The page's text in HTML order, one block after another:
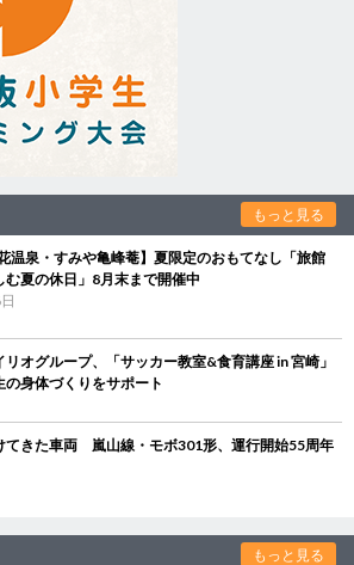
もっと見る
花温泉・すみや亀峰菴】夏限定のおもてなし「旅館
む夏の休日」8月末まで開催中
オグループ、「サッカー教室&食育講座 in 宮崎」
身体づくりをサポート
てきた車両 嵐山線・モボ301形、運行開始55周年
もっと見る